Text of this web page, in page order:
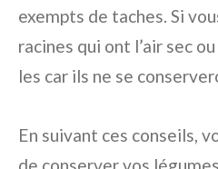
exempts de taches. Si
racines qui ont l’air sec
les car ils ne se
En suivant ces conseils,